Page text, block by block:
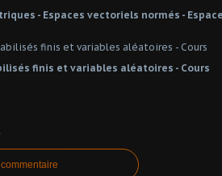
- Espaces vectoriels normés -
finis et variables aléatoires - Cours